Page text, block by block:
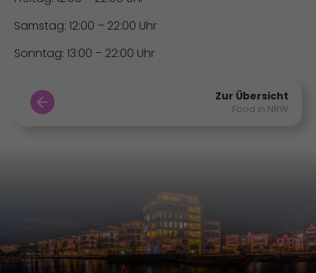
Samstag: 12:00 – 22:00 Uhr
Sonntag: 13:00 – 22:00 Uhr
Zur Übersicht
Food in NRW